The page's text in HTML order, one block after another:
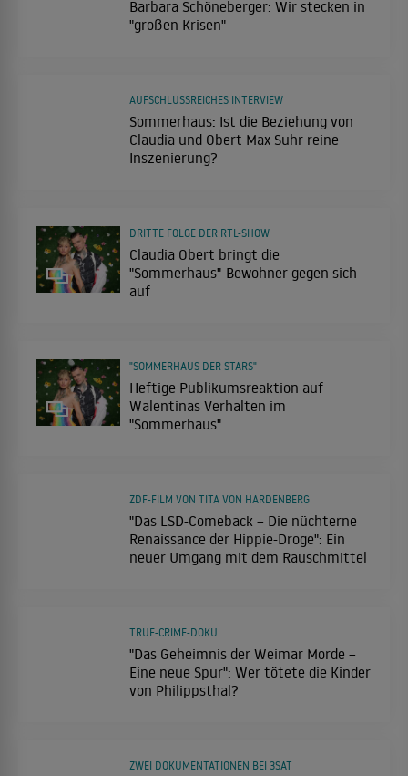
Barbara Schöneberger: Wir stecken in
"großen Krisen"
Sommerhaus: Ist die Beziehung von
Claudia und Obert Max Suhr reine
Inszenierung?
AUFSCHLUSSREICHES INTERVIEW
Claudia Obert bringt die
"Sommerhaus"-Bewohner gegen sich
auf
DRITTE FOLGE DER RTL-SHOW
Heftige Publikumsreaktion auf
Walentinas Verhalten im
"Sommerhaus"
"SOMMERHAUS DER STARS"
"Das LSD-Comeback – Die nüchterne
Renaissance der Hippie-Droge": Ein
neuer Umgang mit dem Rauschmittel
ZDF-FILM VON TITA VON HARDENBERG
"Das Geheimnis der Weimar Morde –
Eine neue Spur": Wer tötete die Kinder
von Philippsthal?
TRUE-CRIME-DOKU
ZWEI DOKUMENTATIONEN BEI 3SAT